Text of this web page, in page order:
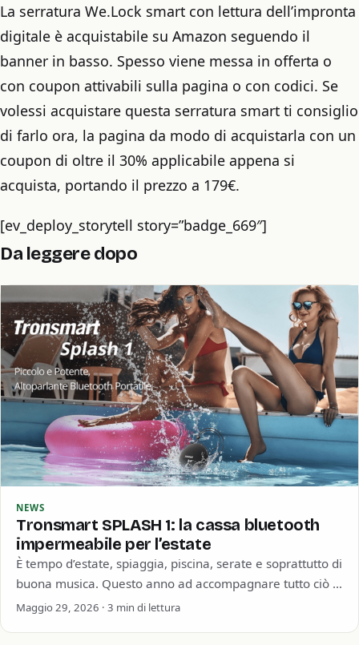
La serratura We.Lock smart con lettura dell’impronta
digitale è acquistabile su Amazon seguendo il
banner in basso. Spesso viene messa in offerta o
con coupon attivabili sulla pagina o con codici. Se
volessi acquistare questa serratura smart ti consiglio
di farlo ora, la pagina da modo di acquistarla con un
coupon di oltre il 30% applicabile appena si
acquista, portando il prezzo a 179€.
[ev_deploy_storytell story=”badge_669″]
Da leggere dopo
NEWS
Tronsmart SPLASH 1: la cassa bluetooth
impermeabile per l’estate
È tempo d’estate, spiaggia, piscina, serate e soprattutto di
buona musica. Questo anno ad accompagnare tutto ciò ci
pensa Tronsmart con la…
Maggio 29, 2026 · 3 min di lettura